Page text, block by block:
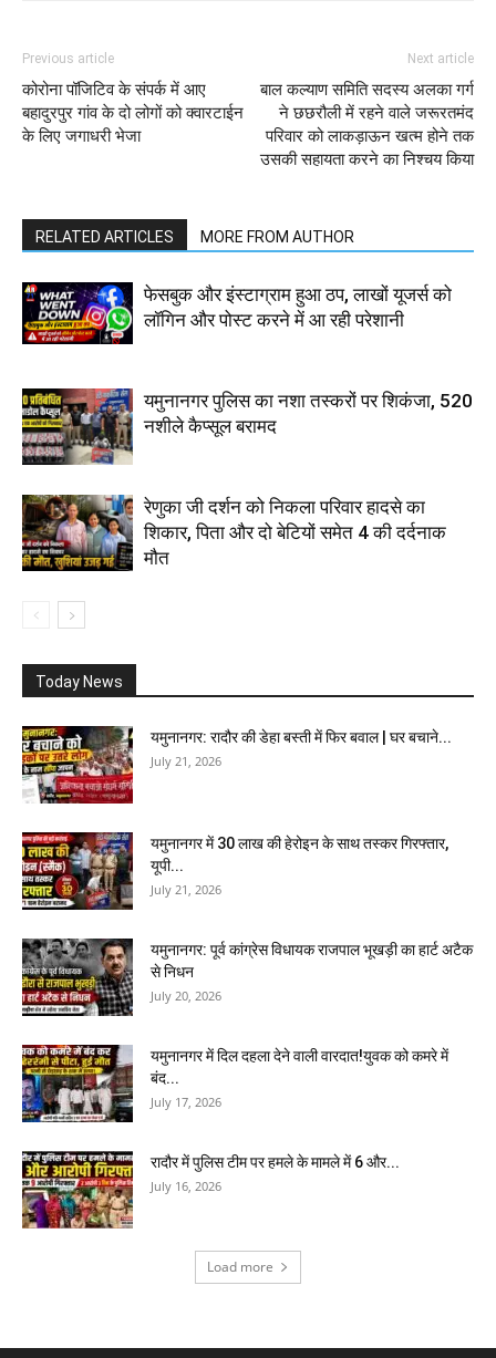
Previous article
कोरोना पॉजिटिव के संपर्क में आए
बहादुरपुर गांव के दो लोगों को क्वारटाईन
के लिए जगाधरी भेजा
Next article
बाल कल्याण समिति सदस्य अलका गर्ग
ने छछरौली में रहने वाले जरूरतमंद
परिवार को लाकड़ाऊन खत्म होने तक
उसकी सहायता करने का निश्चय किया
RELATED ARTICLES MORE FROM AUTHOR
फेसबुक और इंस्टाग्राम हुआ ठप, लाखों यूजर्स को
लॉगिन और पोस्ट करने में आ रही परेशानी
यमुनानगर पुलिस का नशा तस्करों पर शिकंजा, 520
नशीले कैप्सूल बरामद
रेणुका जी दर्शन को निकला परिवार हादसे का
शिकार, पिता और दो बेटियों समेत 4 की दर्दनाक
मौत
Today News
यमुनानगर: रादौर की डेहा बस्ती में फिर बवाल | घर बचाने...
July 21, 2026
यमुनानगर में 30 लाख की हेरोइन के साथ तस्कर गिरफ्तार,
यूपी...
July 21, 2026
यमुनानगर: पूर्व कांग्रेस विधायक राजपाल भूखड़ी का हार्ट अटैक
से निधन
July 20, 2026
यमुनानगर में दिल दहला देने वाली वारदात!युवक को कमरे में
बंद...
July 17, 2026
रादौर में पुलिस टीम पर हमले के मामले में 6 और...
July 16, 2026
Load more